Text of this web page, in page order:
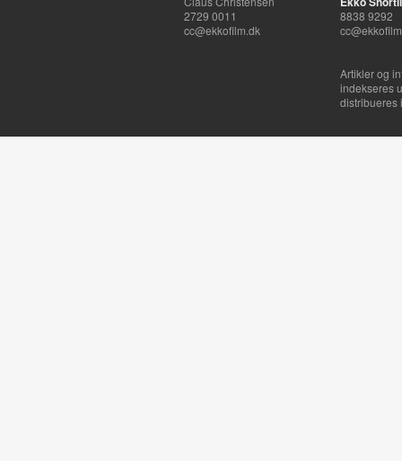
2729 0011
cc@ekkofilm.dk
8838 9292
Artikler og
indekseres
distribueres